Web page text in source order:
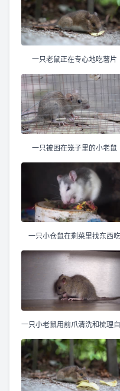
一只老鼠正在专心地吃薯片
一只被困在笼子里的小老鼠
一只小仓鼠在剩菜里找东西吃
一只小老鼠用前爪清洗和梳理